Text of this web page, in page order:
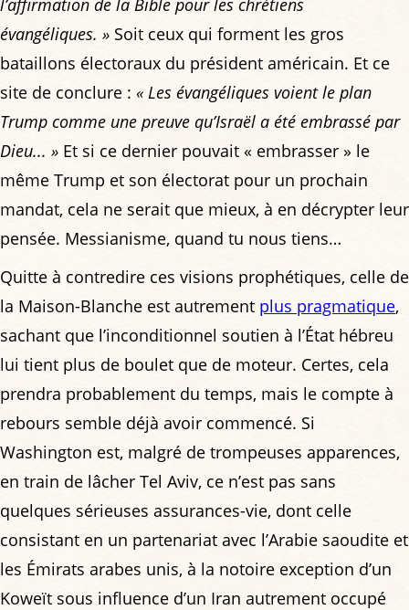
l’affirmation de la Bible pour les chrétiens
évangéliques. » Soit ceux qui forment les gros
bataillons électoraux du président américain. Et ce
site de conclure : « Les évangéliques voient le plan
Trump comme une preuve qu’Israël a été embrassé par
Dieu... » Et si ce dernier pouvait « embrasser » le
même Trump et son électorat pour un prochain
mandat, cela ne serait que mieux, à en décrypter leur
pensée. Messianisme, quand tu nous tiens…
Quitte à contredire ces visions prophétiques, celle de
la Maison-Blanche est autrement plus pragmatique,
sachant que l’inconditionnel soutien à l’État hébreu
lui tient plus de boulet que de moteur. Certes, cela
prendra probablement du temps, mais le compte à
rebours semble déjà avoir commencé. Si
Washington est, malgré de trompeuses apparences,
en train de lâcher Tel Aviv, ce n’est pas sans
quelques sérieuses assurances-vie, dont celle
consistant en un partenariat avec l’Arabie saoudite et
les Émirats arabes unis, à la notoire exception d’un
Koweït sous influence d’un Iran autrement occupé